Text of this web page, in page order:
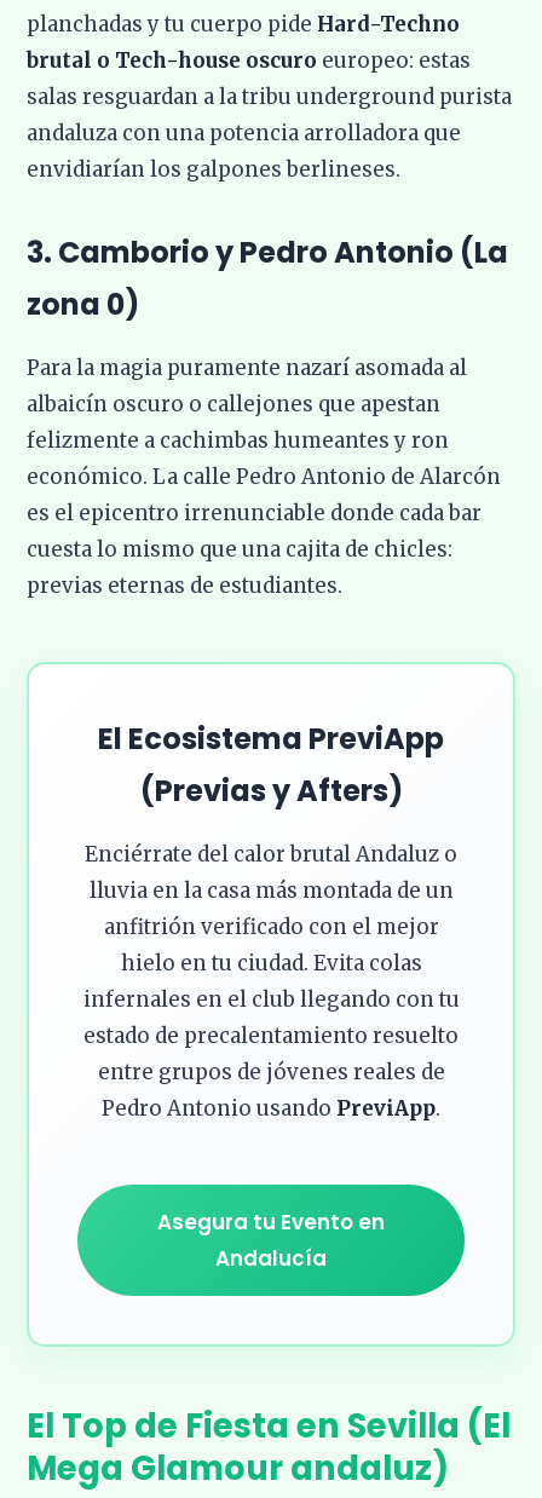
planchadas y tu cuerpo pide Hard-Techno
brutal o Tech-house oscuro europeo: estas
salas resguardan a la tribu underground purista
andaluza con una potencia arrolladora que
envidiarían los galpones berlineses.
3. Camborio y Pedro Antonio (La
zona 0)
Para la magia puramente nazarí asomada al
albaicín oscuro o callejones que apestan
felizmente a cachimbas humeantes y ron
económico. La calle Pedro Antonio de Alarcón
es el epicentro irrenunciable donde cada bar
cuesta lo mismo que una cajita de chicles:
previas eternas de estudiantes.
El Ecosistema PreviApp
(Previas y Afters)
Enciérrate del calor brutal Andaluz o
lluvia en la casa más montada de un
anfitrión verificado con el mejor
hielo en tu ciudad. Evita colas
infernales en el club llegando con tu
estado de precalentamiento resuelto
entre grupos de jóvenes reales de
Pedro Antonio usando PreviApp.
Asegura tu Evento en
Andalucía
El Top de Fiesta en Sevilla (El
Mega Glamour andaluz)